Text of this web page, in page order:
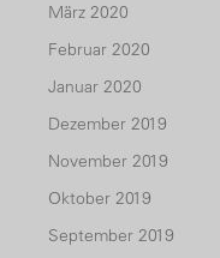
März 2020
Februar 2020
Januar 2020
Dezember 2019
November 2019
Oktober 2019
September 2019